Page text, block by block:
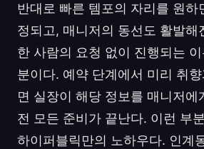
반대로 빠른 템포의 자리를 원하
정되고, 매니저의 동선도 활발해
한 사람의 요청 없이 진행되는
분이다. 예약 단계에서 미리 취
면 실장이 해당 정보를 매니저에
전 모든 준비가 끝난다. 이런 부
하이퍼블릭만의 노하우다. 인계